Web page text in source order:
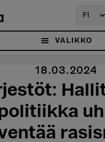
VALIKKO
18.03.2024